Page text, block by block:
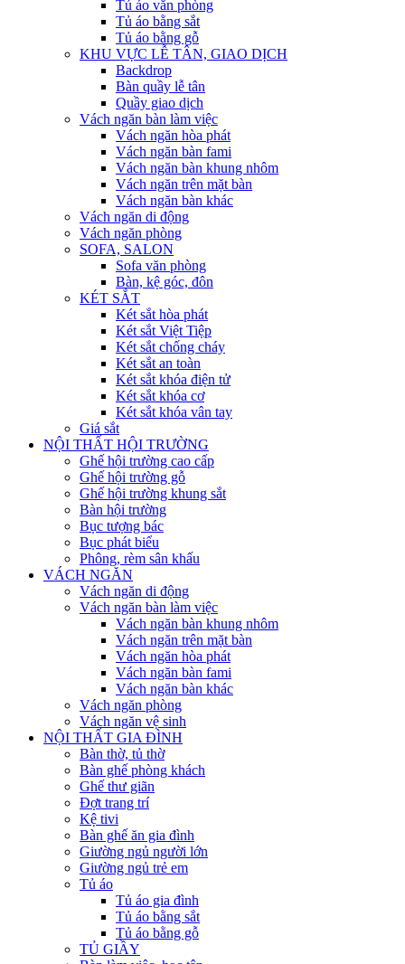
Tủ áo văn phòng
Tủ áo bằng sắt
Tủ áo bằng gỗ
KHU VỰC LỄ TÂN, GIAO DỊCH
Backdrop
Bàn quầy lễ tân
Quầy giao dịch
Vách ngăn bàn làm việc
Vách ngăn hòa phát
Vách ngăn bàn fami
Vách ngăn bàn khung nhôm
Vách ngăn trên mặt bàn
Vách ngăn bàn khác
Vách ngăn di động
Vách ngăn phòng
SOFA, SALON
Sofa văn phòng
Bàn, kệ góc, đôn
KÉT SẮT
Két sắt hòa phát
Két sắt Việt Tiệp
Két sắt chống cháy
Két sắt an toàn
Két sắt khóa điện tử
Két sắt khóa cơ
Két sắt khóa vân tay
Giá sắt
NỘI THẤT HỘI TRƯỜNG
Ghế hội trường cao cấp
Ghế hội trường gỗ
Ghế hội trường khung sắt
Bàn hội trường
Bục tượng bác
Bục phát biểu
Phông, rèm sân khấu
VÁCH NGĂN
Vách ngăn di động
Vách ngăn bàn làm việc
Vách ngăn bàn khung nhôm
Vách ngăn trên mặt bàn
Vách ngăn hòa phát
Vách ngăn bàn fami
Vách ngăn bàn khác
Vách ngăn phòng
Vách ngăn vệ sinh
NỘI THẤT GIA ĐÌNH
Bàn thờ, tủ thờ
Bàn ghế phòng khách
Ghế thư giãn
Đợt trang trí
Kệ tivi
Bàn ghế ăn gia đình
Giường ngủ người lớn
Giường ngủ trẻ em
Tủ áo
Tủ áo gia đình
Tủ áo bằng sắt
Tủ áo bằng gỗ
TỦ GIẦY